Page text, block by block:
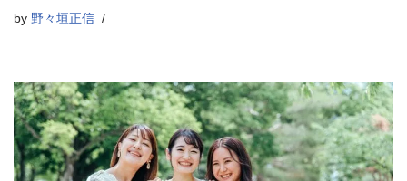
by 野々垣正信